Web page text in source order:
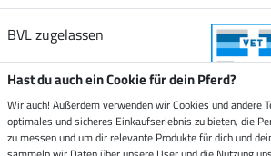
BVL zugelassen
Zustellung durch
Hast du auch ein Cookie für dein Pferd?
Wir auch! Außerdem verwenden wir Cookies und andere
optimales und sicheres Einkaufserlebnis zu bieten, die
zu messen und um dir relevante Produkte für dich und